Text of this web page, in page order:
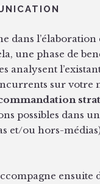
dans l’élaboration
une phase de
analysent
sur votre
possibles dans
et/ou hors-
ensuite